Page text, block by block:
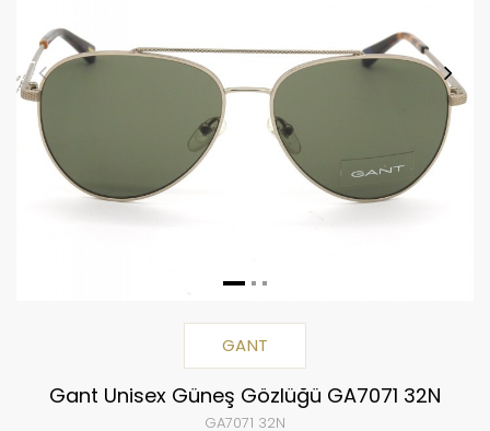
GANT
Gant Unisex Güneş Gözlüğü GA7071 32N
GA7071 32N